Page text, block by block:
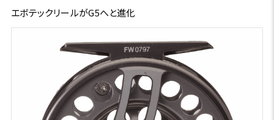
エボテックリールがG5へと進化